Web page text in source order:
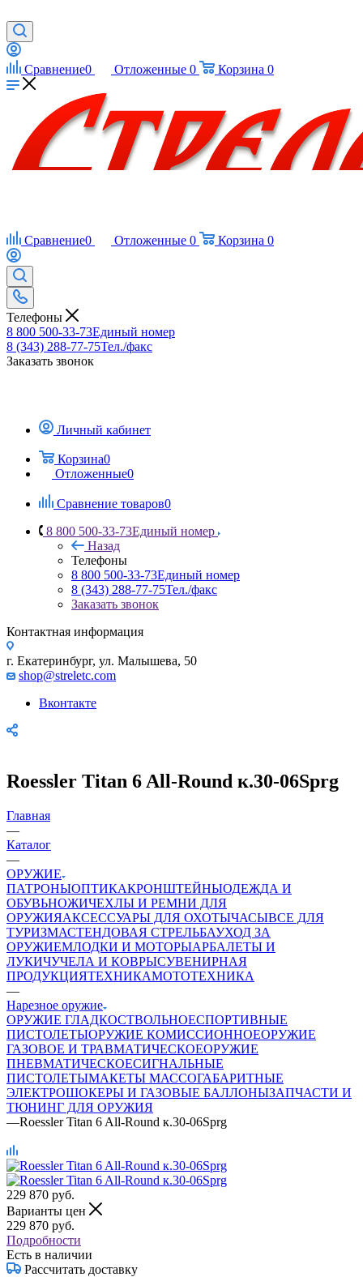
Сравнение0 Отложенные 0 Корзина 0
Сравнение0 Отложенные 0 Корзина 0
Телефоны
8 800 500-33-73Единый номер
8 (343) 288-77-75Тел./факс
Заказать звонок
Личный кабинет
Корзина0
Отложенные0
Сравнение товаров0
8 800 500-33-73Единый номер
Назад
Телефоны
8 800 500-33-73Единый номер
8 (343) 288-77-75Тел./факс
Заказать звонок
Контактная информация
г. Екатеринбург, ул. Малышева, 50
shop@streletc.com
Вконтакте
Roessler Titan 6 All-Round к.30-06Sprg
Главная
—
Каталог
—
ОРУЖИЕ
ПАТРОНЫОПТИКАКРОНШТЕЙНЫОДЕЖДА И
ОБУВЬНОЖИЧЕХЛЫ И РЕМНИ ДЛЯ
ОРУЖИЯАКСЕССУАРЫ ДЛЯ ОХОТЫЧАСЫВСЕ ДЛЯ
ТУРИЗМАСТЕНДОВАЯ СТРЕЛЬБАУХОД ЗА
ОРУЖИЕМЛОДКИ И МОТОРЫАРБАЛЕТЫ И
ЛУКИЧУЧЕЛА И КОВРЫСУВЕНИРНАЯ
ПРОДУКЦИЯТЕХНИКАМОТОТЕХНИКА
—
Нарезное оружие
ОРУЖИЕ ГЛАДКОСТВОЛЬНОЕСПОРТИВНЫЕ
ПИСТОЛЕТЫОРУЖИЕ КОМИССИОННОЕОРУЖИЕ
ГАЗОВОЕ И ТРАВМАТИЧЕСКОЕОРУЖИЕ
ПНЕВМАТИЧЕСКОЕСИГНАЛЬНЫЕ
ПИСТОЛЕТЫМАКЕТЫ МАССОГАБАРИТНЫЕ
ЭЛЕКТРОШОКЕРЫ И ГАЗОВЫЕ БАЛЛОНЫЗАПЧАСТИ И
ТЮНИНГ ДЛЯ ОРУЖИЯ
—Roessler Titan 6 All-Round к.30-06Sprg
229 870 руб.
Варианты цен
229 870 руб.
Подробности
Есть в наличии
Рассчитать доставку